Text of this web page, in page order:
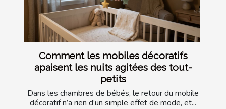
Comment les mobiles décoratifs
apaisent les nuits agitées des tout-
petits
Dans les chambres de bébés, le retour du mobile
décoratif n’a rien d’un simple effet de mode, et...